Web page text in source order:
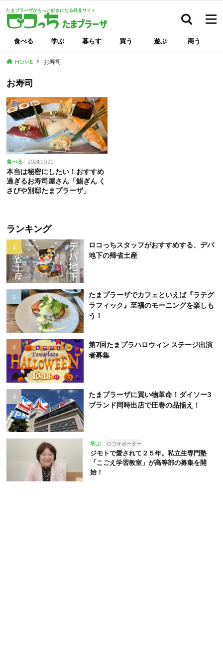
たまプラーザがもっと好きになる発見サイト
食べる 学ぶ 暮らす 買う 遊ぶ 商う
HOME お寿司
お寿司
食べる 2024.10.21
本当は秘密にしたい！おすすめ
過ぎるお寿司屋さん「鮨ぎん く
さびや別邸たまプラーザ」
ランキング
ロコっちスタッフがおすすめする、デパ
地下の帰省土産
たまプラーザでカフェといえば『ラテグ
ラフィック』至福のモーニングを楽しも
う！
第7回たまプラハロウィン ステージ出演
者募集
たまプラーザに買い物革命！ダイソー3
ブランド同時出店で圧巻の品揃え！
学ぶ ロコサポーター
ジモトで愛されて２５年。私立生専門塾
「こごえ学習教室」が高等部の募集を開
始！